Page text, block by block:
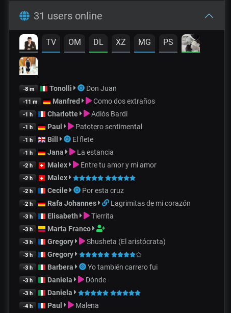
31 users online
TV OM DL XZ MG PS
-8 m Tonolli Don Juan
-11 m Manfred Como dos extraños
-1 h Charlotte Adiós Bardi
-1 h Paul Patotero sentimental
-1 h Bill El flete
-1 h Jana La estancia
-2 h Malex Entre tu amor y mi amor
-2 h Malex
-2 h Cecile Por esta cruz
-2 h Rafa Johannes Lagrimitas de mi corazón
-3 h Elisabeth Tierrita
-3 h Marta Franco
-3 h Gregory Shusheta (El aristócrata)
-3 h Gregory
-3 h Barbera Yo también carrero fui
-3 h Daniela Dónde
-3 h Daniela
-4 h Paul Malena